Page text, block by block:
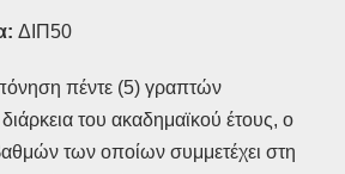
ΔΙΠ50
πέντε (5) γραπτών
του ακαδημαϊκού έτους, ο
των οποίων συμμετέχει στη